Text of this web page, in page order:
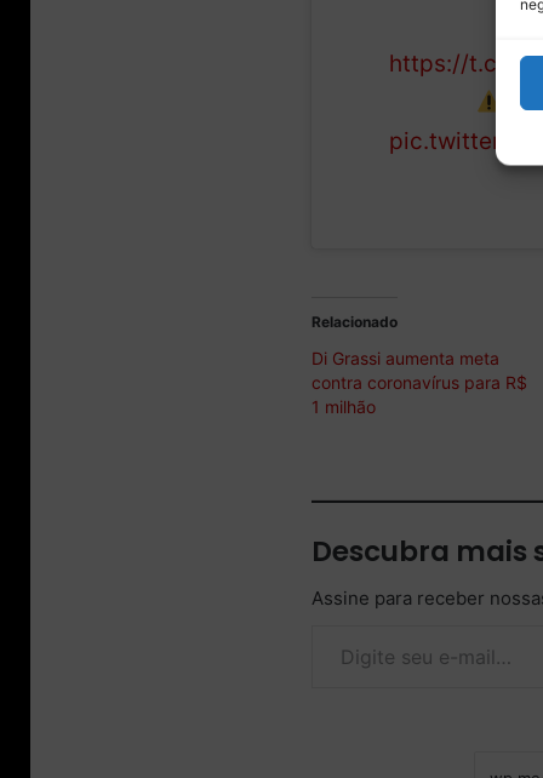
https://t.co/
de
Relacionado
Di Grassi aumenta meta
contra coronavírus para R$
1 milhão
Descubra mais
Assine para receber